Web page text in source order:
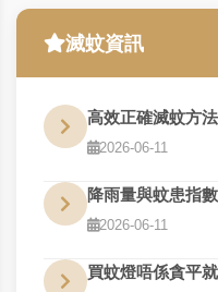
滅蚊資訊
高效正確滅蚊方
2026-06-11
降雨量與蚊患指
2026-06-11